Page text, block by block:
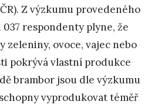
ČR). Z výzkumu provedeného
037 respondenty plyne, že
zeleniny, ovoce, vajec nebo
pokrývá vlastní produkce
brambor jsou dle výzkumu
vyprodukovat téměř